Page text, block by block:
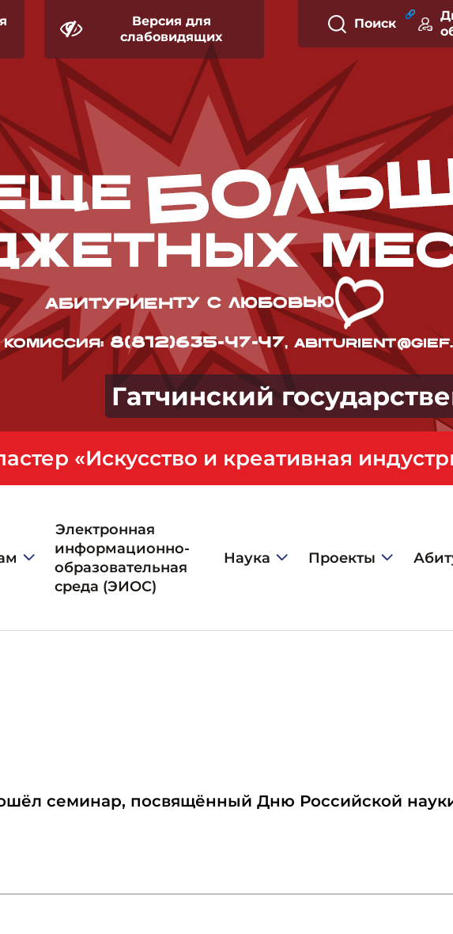
Версия для
слабовидящих
Поиск
Гатчинский
Электронная
информационно-
образовательная
среда (ЭИОС)
Наука Проекты
семинар, посвящённый Дню Российской